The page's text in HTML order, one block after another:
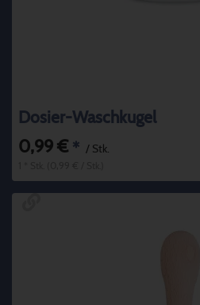
Dosier-Waschkugel
0,99 € * / Stk.